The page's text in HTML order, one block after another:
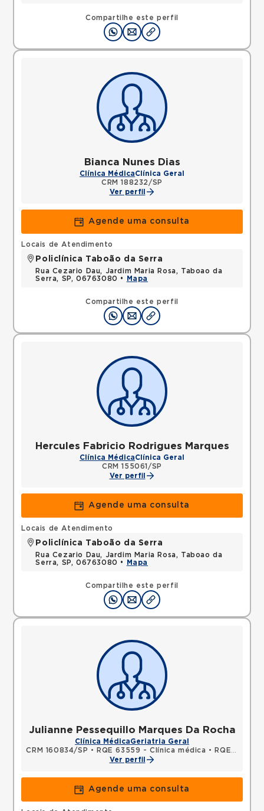
Compartilhe este perfil
Bianca Nunes Dias
Clínica MédicaClínica Geral
CRM 188232/SP
Ver perfil
Agende uma consulta
Compartilhe este perfil
Locais de Atendimento
Policlínica Taboão da Serra
Rua Cezario Dau, Jardim Maria Rosa, Taboao da
Serra, SP, 06763080 •
Mapa
Hercules Fabricio Rodrigues Marques
Clínica MédicaClínica Geral
CRM 155061/SP
Ver perfil
Agende uma consulta
Compartilhe este perfil
Locais de Atendimento
Policlínica Taboão da Serra
Rua Cezario Dau, Jardim Maria Rosa, Taboao da
Serra, SP, 06763080 •
Mapa
Julianne Pessequillo Marques Da Rocha
Clínica MédicaGeriatria Geral
CRM 160834/SP • RQE 63559 - Clínica médica •
RQE 71895 - Geriatria
Ver perfil
Agende uma consulta